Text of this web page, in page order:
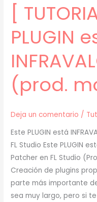
[
PLUGIN
(prod.
Deja un comentario /
Este PLUGIN está
FL Studio Este PLUGIN
Patcher en FL Studio
Creación de plugins
parte más importante
sea muy largo, pero si